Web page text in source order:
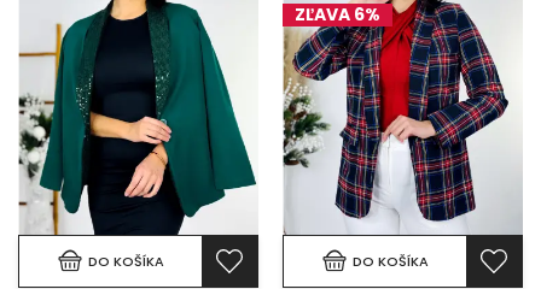
DO KOŠÍKA
ZĽAVA 6%
DO KOŠÍKA